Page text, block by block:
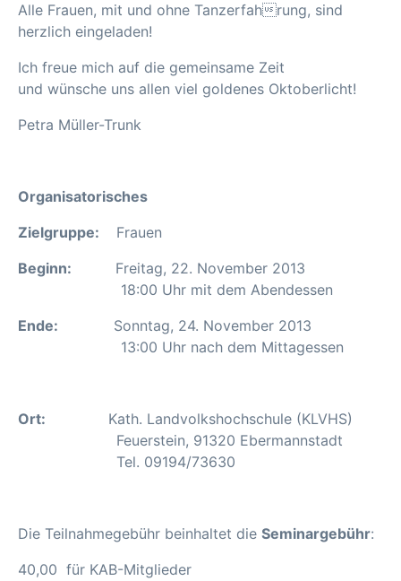
Alle Frauen, mit und ohne Tanzerfahrung, sind
herzlich eingeladen!
Ich freue mich auf die gemeinsame Zeit
und wünsche uns allen viel goldenes Oktoberlicht!
Petra Müller-Trunk
Organisatorisches
Zielgruppe:
Frauen
Beginn:
Freitag, 22. November 2013
18:00 Uhr mit dem Abendessen
Ende:
Sonntag, 24. November 2013
13:00 Uhr nach dem Mittagessen
Ort:
Kath. Landvolkshochschule (KLVHS)
Feuerstein, 91320 Ebermannstadt
Tel. 09194/73630
Die Teilnahmegebühr beinhaltet die Seminargebühr:
40,00  für KAB-Mitglieder